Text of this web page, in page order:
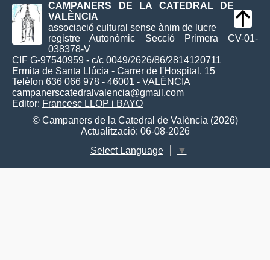
CAMPANERS DE LA CATEDRAL DE
VALÈNCIA
associació cultural sense ànim de lucre
registre Autonòmic Secció Primera CV-01-
038378-V
CIF G-97540959 - c/c 0049/2626/86/2814120711
Ermita de Santa Llúcia - Carrer de l'Hospital, 15
Telèfon 636 066 978 - 46001 - VALÈNCIA
campanerscatedralvalencia@gmail.com
Editor: Francesc LLOP i BAYO
© Campaners de la Catedral de València (2026)
Actualització: 06-08-2026
Select Language
▼